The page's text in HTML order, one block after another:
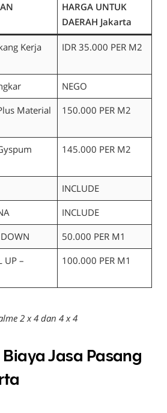
HARGA UNTUK
DAERAH Jakarta
Kerja
IDR 35.000 PER M2
NEGO
Material
150.000 PER M2
145.000 PER M2
INCLUDE
INCLUDE
50.000 PER M1
UP –
100.000 PER M1
2 x 4 dan 4 x 4
Jasa Pasang